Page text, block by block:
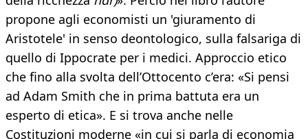
propone agli economisti un 'giuramento di
Aristotele' in senso deontologico, sulla falsariga di
quello di Ippocrate per i medici. Approccio etico
che fino alla svolta dell’Ottocento c’era: «Si pensi
ad Adam Smith che in prima battuta era un
esperto di etica». E si trova anche nelle
Costituzioni moderne «in cui si parla di economia